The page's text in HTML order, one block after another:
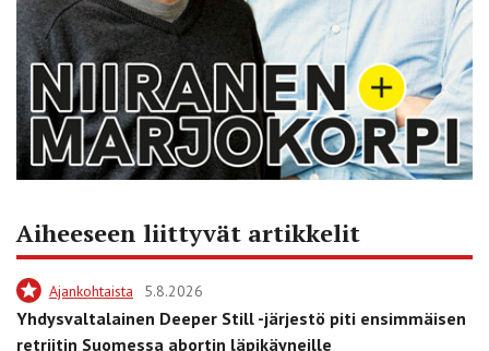
Aiheeseen liittyvät artikkelit
Ajankohtaista 5.8.2026
Yhdysvaltalainen Deeper Still -järjestö piti ensimmäisen
retriitin Suomessa abortin läpikäyneille